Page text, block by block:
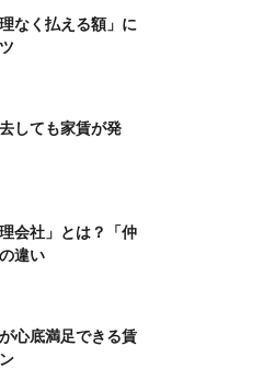
なく払える額」に
しても家賃が発
会社」とは？「仲
違い
心底満足できる賃